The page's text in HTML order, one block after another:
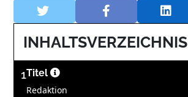
INHALTSVERZEICHNIS
1Titel
Redaktion